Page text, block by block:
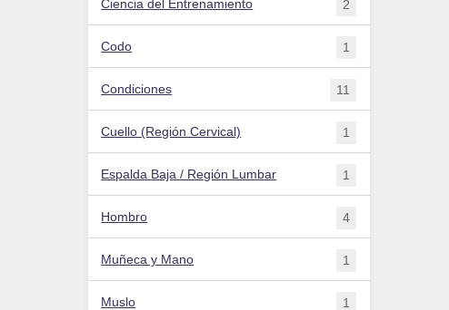
Ciencia del Entrenamiento 2
Codo 1
Condiciones 11
Cuello (Región Cervical) 1
Espalda Baja / Región Lumbar 1
Hombro 4
Muñeca y Mano 1
Muslo 1